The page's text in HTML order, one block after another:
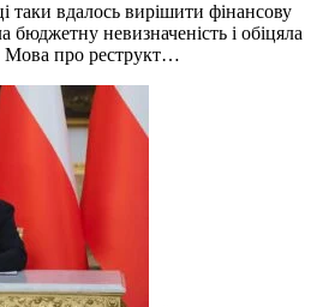
таки вдалось вирішити фінансову
бюджетну невизначеність і обіцяла
Мова про реструкт…